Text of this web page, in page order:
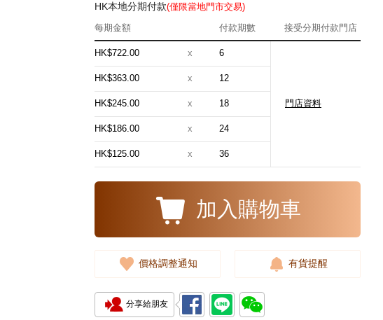
HK本地分期付款(僅限當地門市交易)
每期金額
付款期數 接受分期付款門店
HK$722.00 x 6
門店資料
HK$363.00 x 12
HK$245.00 x 18
HK$186.00 x 24
HK$125.00 x 36
加入購物車
價格調整通知 有貨提醒
分享給朋友
J Collection JCOLLECTION
RDDI 0.32 CT18KR 2.14 GM
(EU52)
3,545.00